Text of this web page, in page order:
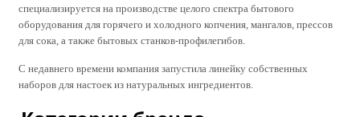
специализируется на производстве целого спектра бытового
оборудования для горячего и холодного копчения, мангалов, прессов
для сока, а также бытовых станков-профилегибов.
С недавнего времени компания запустила линейку собственных
наборов для настоек из натуральных ингредиентов.